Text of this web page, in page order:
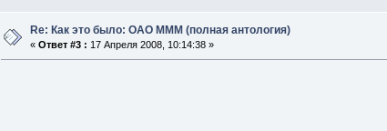
Re: Как это было: ОАО МММ (полная антология)
«Ответ #3 : 17 Апреля 2008, 10:14:38 »